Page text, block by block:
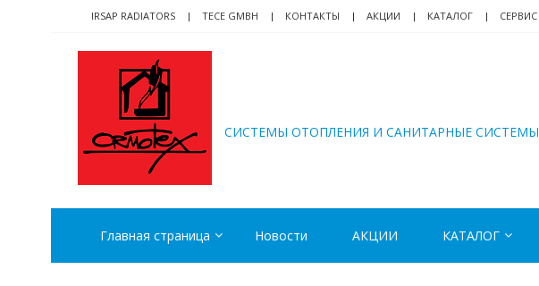
navigation
content
IRSAP RADIATORS TECE GMBH КОНТАКТЫ АКЦИИ КАТАЛОГ СЕРВИС
CИСТЕМЫ ОТОПЛЕНИЯ И САНИТАРНЫЕ СИСТЕМЫ
Главная страница Новости АКЦИИ КАТАЛОГ